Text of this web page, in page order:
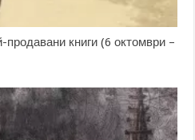
продавани книги (6 октомври –